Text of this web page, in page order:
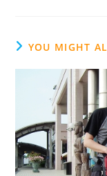
e
b
o
o
k
YOU MIGHT